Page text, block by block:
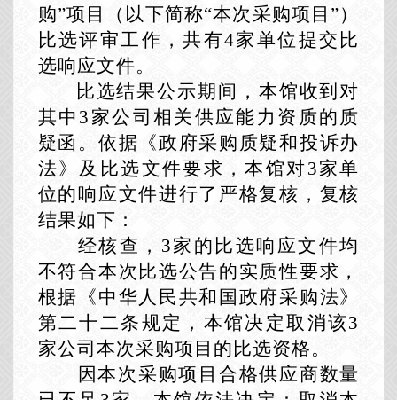
购”项目（以下简称“本次采购项目”）
比选评审工作，共有4家单位提交比
选响应文件。
比选结果公示期间，本馆收到对
其中3家公司相关供应能力资质的质
疑函。依据《政府采购质疑和投诉办
法》及比选文件要求，本馆对3家单
位的响应文件进行了严格复核，复核
结果如下：
经核查， 3家的比选响应文件均
不符合本次比选公告的实质性要求，
根据《中华人民共和国政府采购法》
第二十二条规定，本馆决定取消该3
家公司本次采购项目的比选资格。
因本次采购项目合格供应商数量